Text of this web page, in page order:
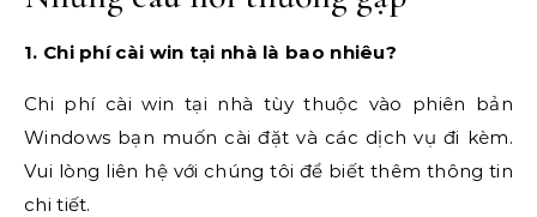
1. Chi phí cài win tại nhà là bao nhiêu?
Chi phí cài win tại nhà tùy thuộc vào phiên bản
Windows bạn muốn cài đặt và các dịch vụ đi kèm.
Vui lòng liên hệ với chúng tôi để biết thêm thông tin
chi tiết.